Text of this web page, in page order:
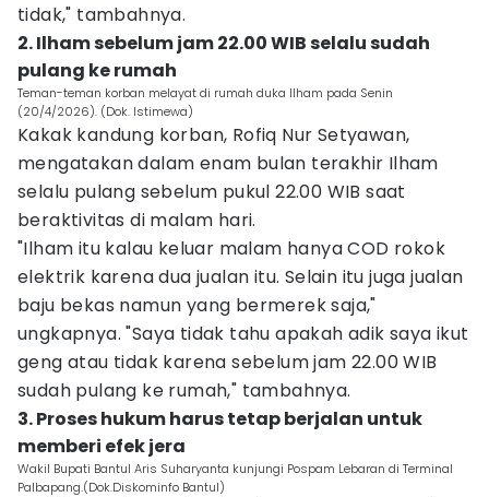
tidak," tambahnya.
2. ‎Ilham sebelum jam 22.00 WIB selalu sudah
pulang ke rumah
Teman-teman korban melayat di rumah duka Ilham pada Senin
(20/4/2026). (Dok. Istimewa)
Kakak kandung korban, Rofiq Nur Setyawan,
mengatakan dalam enam bulan terakhir Ilham
selalu pulang sebelum pukul 22.00 WIB saat
beraktivitas di malam hari.
"Ilham itu kalau keluar malam hanya COD rokok
elektrik karena dua jualan itu. Selain itu juga jualan
baju bekas namun yang bermerek saja,"
ungkapnya. "Saya tidak tahu apakah adik saya ikut
geng atau tidak karena sebelum jam 22.00 WIB
sudah pulang ke rumah," tambahnya.
3. Proses hukum harus tetap berjalan untuk
memberi efek jera
Wakil Bupati Bantul Aris Suharyanta kunjungi Pospam Lebaran di Terminal
Palbapang.(Dok.Diskominfo Bantul)